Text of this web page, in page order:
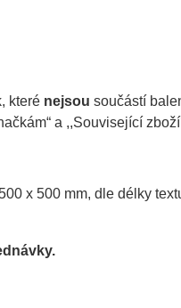
které nejsou součástí
a ,,Související
x 500 mm, dle délky
.